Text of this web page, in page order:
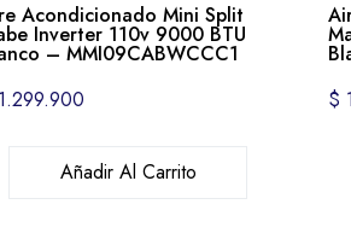
Acondicionado Mini Split
Inverter 110v 9000 BTU
– MMI09CABWCCC1
1.299.900
Añadir Al Carrito
$